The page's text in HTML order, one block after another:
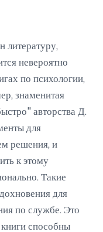
литературу,
невероятно
по психологии,
знаменитая
авторства Д.
для
решения, и
к этому
Такие
для
по службе. Это
книги способны